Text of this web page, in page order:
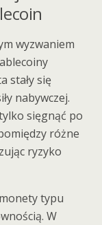
wyzwaniem
stały się
nabywczej.
sięgnąć po
różne
ryzyko
typu
W